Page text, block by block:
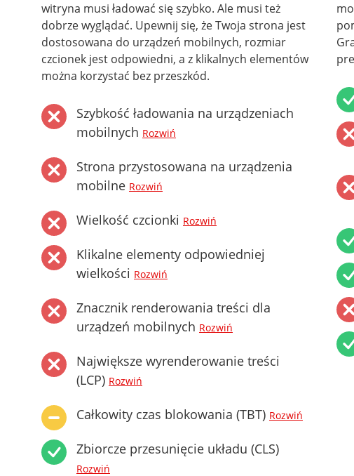
witryna musi ładować się szybko. Ale musi też
dobrze wyglądać. Upewnij się, że Twoja strona jest
dostosowana do urządzeń mobilnych, rozmiar
czcionek jest odpowiedni, a z klikalnych elementów
można korzystać bez przeszkód.
Szybkość ładowania na urządzeniach
mobilnych Rozwiń
Strona przystosowana na urządzenia
mobilne Rozwiń
Wielkość czcionki Rozwiń
Klikalne elementy odpowiedniej
wielkości Rozwiń
Znacznik renderowania treści dla
urządzeń mobilnych Rozwiń
Największe wyrenderowanie treści
(LCP) Rozwiń
Całkowity czas blokowania (TBT) Rozwiń
Zbiorcze przesunięcie układu (CLS)
Rozwiń